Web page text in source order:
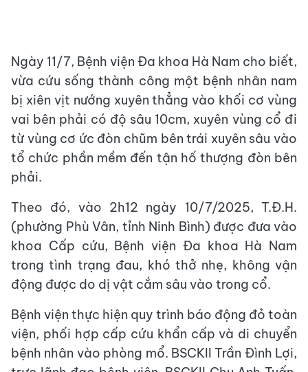
Ngày 11/7, Bệnh viện Đa khoa Hà Nam cho biết,
vừa cứu sống thành công một bệnh nhân nam
bị xiên vịt nướng xuyên thẳng vào khối cơ vùng
vai bên phải có độ sâu 10cm, xuyên vùng cổ đi
từ vùng cơ ức đòn chũm bên trái xuyên sâu vào
tổ chức phần mềm đến tận hố thượng đòn bên
phải.
Theo đó, vào 2h12 ngày 10/7/2025, T.Đ.H.
(phường Phù Vân, tỉnh Ninh Bình) được đưa vào
khoa Cấp cứu, Bệnh viện Đa khoa Hà Nam
trong tình trạng đau, khó thở nhẹ, không vận
động được do dị vật cắm sâu vào trong cổ.
Bệnh viện thực hiện quy trình báo động đỏ toàn
viện, phối hợp cấp cứu khẩn cấp và di chuyển
bệnh nhân vào phòng mổ. BSCKII Trần Đình Lợi,